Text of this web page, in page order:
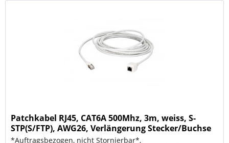
Patchkabel RJ45, CAT6A 500Mhz, 3m, weiss, S-
STP(S/FTP), AWG26, Verlängerung Stecker/Buchse
*Auftragsbezogen, nicht Stornierbar*,